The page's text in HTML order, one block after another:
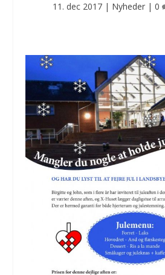
11. dec 2017| Nyheder| 0